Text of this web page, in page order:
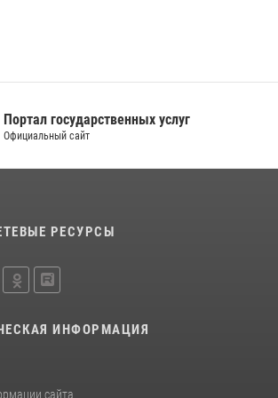
и МВД обеспечили безопасность
промышленной выставки
2026, 12:35 3
Портал государственных услуг
Официальный сайт
РЕСУРСЫ
ИНФОРМАЦИЯ
сайта